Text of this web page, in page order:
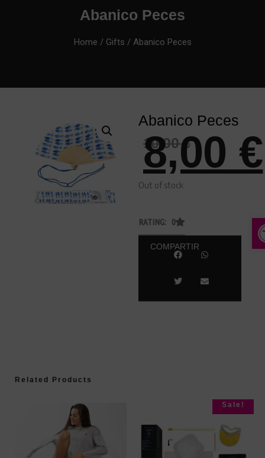
Abanico Peces
Home / Gifts / Abanico Peces
Abanico Peces
10,00€
8,00 €
Out of stock
RATING: 0
COMPARTIR
Related Products
Sale!